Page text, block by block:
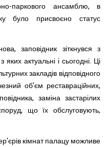
паркового ансамб­лю, в
було присвоєно статус
заповідник зіткнувся з
актуальні і сьогодні. Ці
закладів відпо­відного
об'єм рестав­раційних,
заміна за­старілих
що їх обслуго­вують,
кімнат палацу можливе